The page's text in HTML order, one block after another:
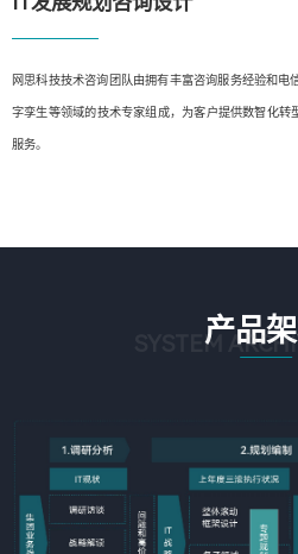
网思科技技术咨询团队由拥有丰富咨询服务经验和
字孪生等领域的技术专家组成，为客户提供数智化
服务。
产品
SYSTEM